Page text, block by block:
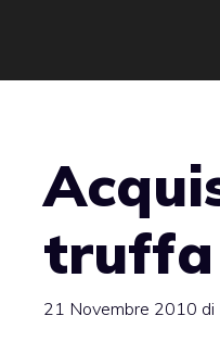
contenuto
truffa
21 Novembre 2010 di